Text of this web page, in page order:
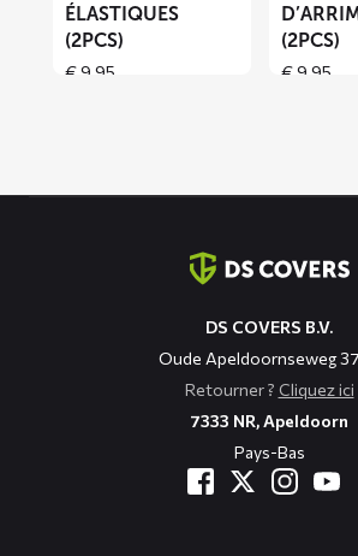
ÉLASTIQUES
(2PCS)
€9,95
(2PCS)
€9,95
DS COVERS B.V.
Oude Apeldoornseweg 37
Retourner ? Cliquez ici
7333 NR, Apeldoorn
Pays-Bas